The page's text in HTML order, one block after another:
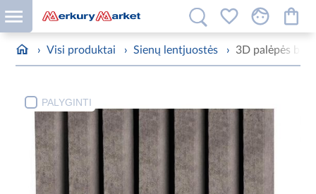
› Visi produktai › Sienų lentjuostės › 3D palėpės
PALYGINTI